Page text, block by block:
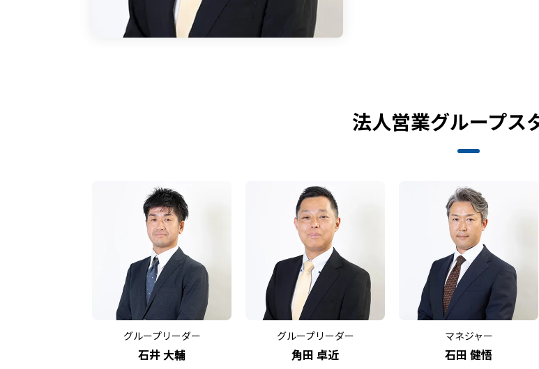
法人営業グループス
グループリーダー
石井 大輔
グループリーダー
角田 卓近
マネジャー
石田 健悟